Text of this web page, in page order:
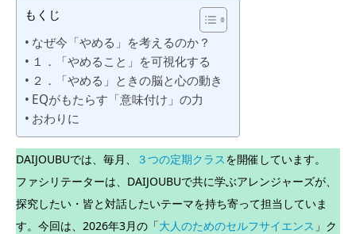
もくじ
なぜ今「やめる」を考えるのか？
１．「やめること」を可視化する
２．「やめる」ときの脳と心の動き
EQがもたらす「意味付け」の力
おわりに
DAIJOUBUでは、毎月、 ３つの定期クラスを開催しています。
ファシリテーターは、DAIJOUBUで共に学ぶアレンジャーズが、
探究したい・皆と対話したいテーマを持ち寄って担当していま
す。今回は、2026年3月の「大人のためのセルフサイエンス 」ク